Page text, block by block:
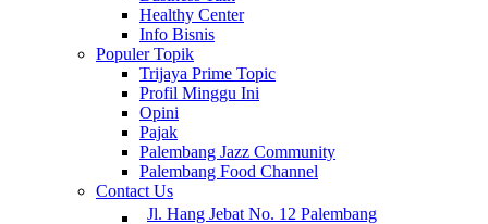
Healthy Center
Info Bisnis
Populer Topik
Trijaya Prime Topic
Profil Minggu Ini
Opini
Pajak
Palembang Jazz Community
Palembang Food Channel
Contact Us
Jl. Hang Jebat No. 12 Palembang